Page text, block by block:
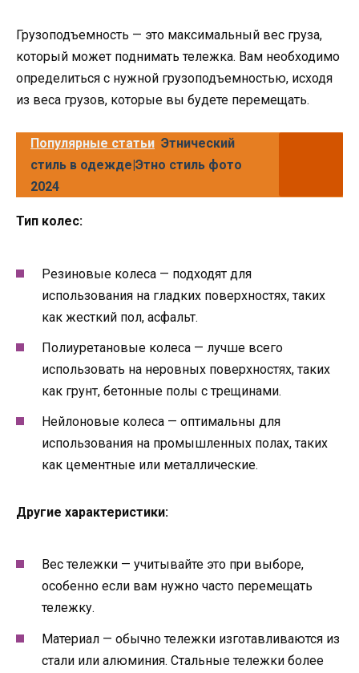
Грузоподъемность — это максимальный вес груза,
который может поднимать тележка. Вам необходимо
определиться с нужной грузоподъемностью, исходя
из веса грузов, которые вы будете перемещать.
Популярные статьи Этнический
стиль в одежде|Этно стиль фото
2024
Тип колес:
Резиновые колеса — подходят для
использования на гладких поверхностях, таких
как жесткий пол, асфальт.
Полиуретановые колеса — лучше всего
использовать на неровных поверхностях, таких
как грунт, бетонные полы с трещинами.
Нейлоновые колеса — оптимальны для
использования на промышленных полах, таких
как цементные или металлические.
Другие характеристики:
Вес тележки — учитывайте это при выборе,
особенно если вам нужно часто перемещать
тележку.
Материал — обычно тележки изготавливаются из
стали или алюминия. Стальные тележки более